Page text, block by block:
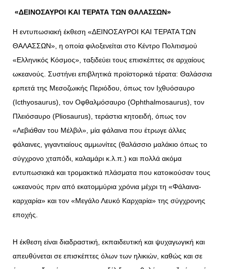
«ΔΕΙΝΟΣΑΥΡΟΙ ΚΑΙ ΤΕΡΑΤΑ ΤΩΝ ΘΑΛΑΣΣΩΝ»
Η εντυπωσιακή έκθεση «ΔΕΙΝΟΣΑΥΡΟΙ ΚΑΙ ΤΕΡΑΤΑ ΤΩΝ
ΘΑΛΑΣΣΩΝ», η οποία φιλοξενείται στο Κέντρο Πολιτισμού
«Ελληνικός Κόσμος», ταξιδεύει τους επισκέπτες σε αρχαίους
ωκεανούς. Συστήνει επιβλητικά προϊστορικά τέρατα: Θαλάσσια
ερπετά της Μεσοζωικής Περιόδου, όπως τον Ιχθυόσαυρο
(Icthyosaurus), τον Οφθαλμόσαυρο (Ophthalmosaurus), τον
Πλειόσαυρο (Pliosaurus), τεράστια κητοειδή, όπως τον
«Λεβιάθαν του Μέλβιλ», μία φάλαινα που έτρωγε άλλες
φάλαινες, γιγαντιαίους αμμωνίτες (θαλάσσιο μαλάκιο όπως το
σύγχρονο χταπόδι, καλαμάρι κ.λ.π.) και πολλά ακόμα
εντυπωσιακά και τρομακτικά πλάσματα που κατοικούσαν τους
ωκεανούς πριν από εκατομμύρια χρόνια μέχρι τη «Φάλαινα-
καρχαρία» και τον «Μεγάλο Λευκό Καρχαρία» της σύγχρονης
εποχής.
Η έκθεση είναι διαδραστική, εκπαιδευτική και ψυχαγωγική και
απευθύνεται σε επισκέπτες όλων των ηλικιών, καθώς και σε